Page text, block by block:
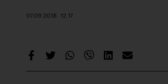
07.09.2018. 12:17